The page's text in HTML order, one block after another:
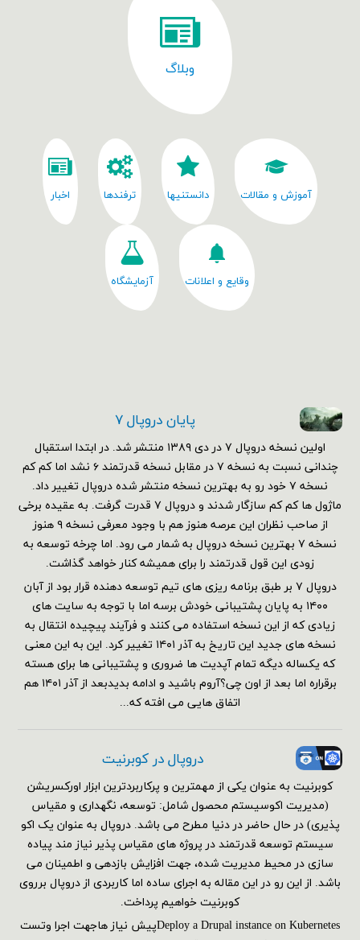
وبلاگ
آموزش و مقالات دانستنیها ترفندها اخبار
وقایع و اعلانات آزمایشگاه
پایان دروپال ۷
اولین نسخه دروپال ۷ در دی ۱۳۸۹ منتشر شد. در ابتدا استقبال
چندانی نسبت به نسخه ۷ در مقابل نسخه قدرتمند ۶ نشد اما کم کم
نسخه ۷ خود رو به بهترین نسخه منتشر شده دروپال تغییر داد.
ماژول ها کم کم سازگار شدند و دروپال ۷ قدرت گرفت. به عقیده برخی
از صاحب نظران این عرصه هنوز هم با وجود معرفی نسخه ۹ هنوز
نسخه ۷ بهترین نسخه دروپال به شمار می رود. اما چرخه توسعه به
زودی این قول قدرتمند را برای همیشه کنار خواهد گذاشت.
دروپال ۷ بر طبق برنامه ریزی های تیم توسعه دهنده قرار بود از آبان
۱۴۰۰ به پایان پشتیبانی خودش برسه اما با توجه به سایت های
زیادی که از این نسخه استفاده می کنند و فرآیند پیچیده انتقال به
نسخه های جدید این تاریخ به آذر ۱۴۰۱ تغییر کرد. این به این معنی
که یکساله دیگه تمام آپدیت ها ضروری و پشتیبانی ها برای هسته
برقراره اما بعد از اون چی؟آروم باشید و ادامه بدیدبعد از آذر ۱۴۰۱ هم
اتفاق هایی می افته که...
دروپال در کوبرنیت
کوبرنیت به عنوان یکی از مهمترین و پرکاربردترین ابزار اورکسریشن
(مدیریت اکوسیستم محصول شامل: توسعه، نگهداری و مقیاس
پذیری) در حال حاضر در دنیا مطرح می باشد. دروپال به عنوان یک اکو
سیستم توسعه قدرتمند در پروژه های مقیاس پذیر نیاز مند پیاده
سازی در محیط مدیریت شده، جهت افزایش بازدهی و اطمینان می
باشد. از این رو در این مقاله به اجرای ساده اما کاربردی از دروپال برروی
کوبرنیت خواهیم پرداخت.
Deploy a Drupal instance on Kubernetesپیش نیاز هاجهت اجرا وتست